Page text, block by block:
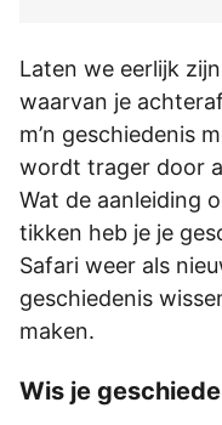
Laten we eerlijk
waarvan je
m’n geschiedenis
wordt trager door
Wat de aanleiding
tikken heb je je
Safari weer als
geschiedenis
maken.
Wis je